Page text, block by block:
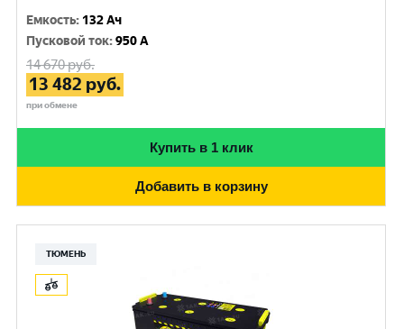
Емкость: 132 Ач
Пусковой ток:950 A
14 670руб.
13 482 руб.
при обмене
Купить в 1 клик
Добавить в корзину
ТЮМЕНЬ